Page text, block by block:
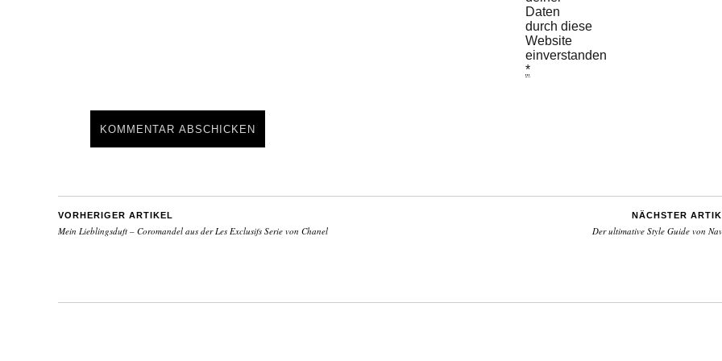
Daten
durch diese
Website
einverstanden.
*
VORHERIGER ARTIKEL
Mein Lieblingsduft – Coromandel aus der Les Exclusifs Serie von Chanel
NÄCHSTER
Der ultimative Style Guide von